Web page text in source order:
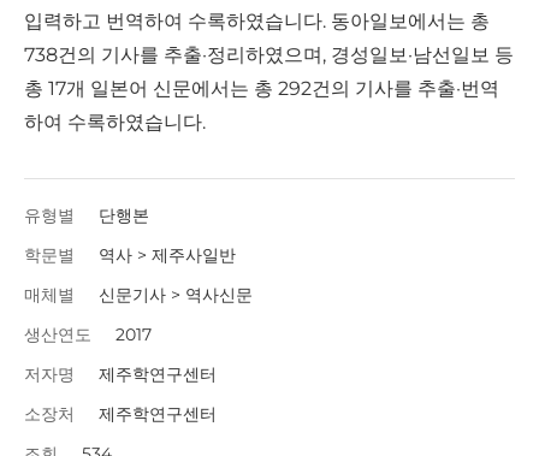
입력하고 번역하여 수록하였습니다. 동아일보에서는 총
738건의 기사를 추출·정리하였으며, 경성일보·남선일보 등
총 17개 일본어 신문에서는 총 292건의 기사를 추출·번역
하여 수록하였습니다.
유형별
단행본
학문별
역사 > 제주사일반
매체별
신문기사 > 역사신문
생산연도
2017
저자명
제주학연구센터
소장처
제주학연구센터